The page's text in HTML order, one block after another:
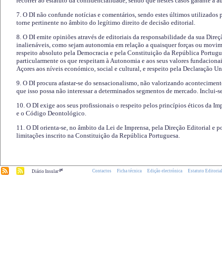
7. O DI não confunde notícias e comentários, sendo estes últimos utilizados
torne pertinente no âmbito do legítimo direito de decisão editorial.
8. O DI emite opiniões através de editoriais da responsabilidade da sua
inalienáveis, como sejam autonomia em relação a quaisquer forças ou
respeito absoluto pela Democracia e pela Constituição da República
particularmente os que respeitam à Autonomia e aos seus valores
Açores aos níveis económico, social e cultural, e respeito pela Declaração
9. O DI procura afastar-se do sensacionalismo, não valorizando
que isso possa não interessar a determinados segmentos de mercado.
10. O DI exige aos seus profissionais o respeito pelos princípios éticos da
e o Código Deontológico.
11. O DI orienta-se, no âmbito da Lei de Imprensa, pela Direção Editorial e
limitações inscrito na Constituição da República Portuguesa.
Diário Insular.pt Contactos Ficha técnica Edição electrónica Estatuto Editorial